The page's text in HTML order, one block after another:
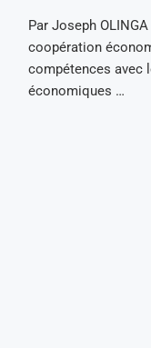
Par Joseph
coopération
compétences avec
économiques …